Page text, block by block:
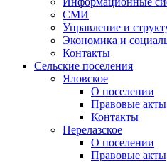
СМИ
Управление и
Экономика и
Контакты
Сельские поселения
Яловское
О поселении
Правовые акты
Контакты
Перелазское
О поселении
Правовые акты